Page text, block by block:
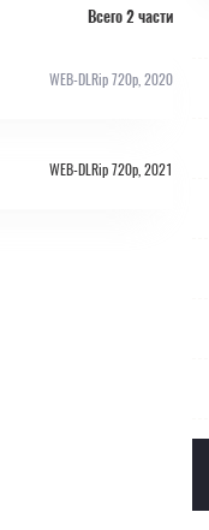
Всего 2 части
WEB-DLRip 720p, 2020
WEB-DLRip 720p, 2021